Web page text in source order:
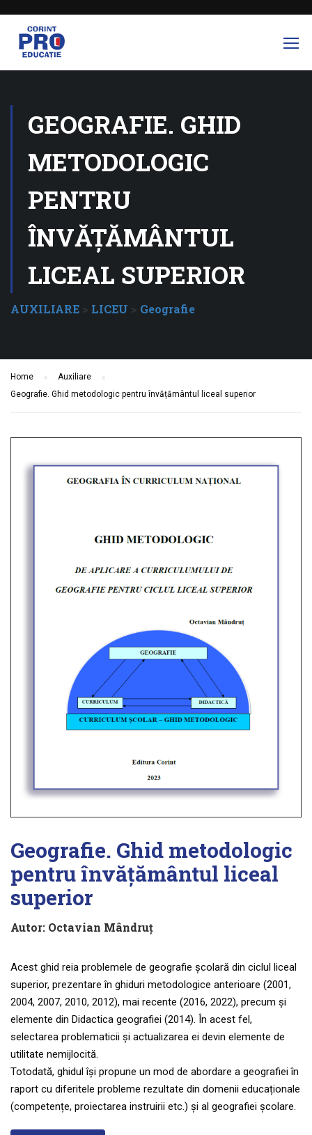
GEOGRAFIE. GHID
METODOLOGIC
PENTRU
ÎNVĂȚĂMÂNTUL
LICEAL SUPERIOR
AUXILIARE > LICEU > Geografie
Home
Auxiliare
Geografie. Ghid metodologic pentru învățământul liceal superior
Geografie. Ghid metodologic
pentru învățământul liceal
superior
Autor: Octavian Mândruţ
Acest ghid reia problemele de geografie școlară din ciclul liceal
superior, prezentare în ghiduri metodologice anterioare (2001,
2004, 2007, 2010, 2012), mai recente (2016, 2022), precum și
elemente din Didactica geografiei (2014). În acest fel,
selectarea problematicii și actualizarea ei devin elemente de
utilitate nemijlocită.
Totodată, ghidul își propune un mod de abordare a geografiei în
raport cu diferitele probleme rezultate din domenii educaționale
(competențe, proiectarea instruirii etc.) și al geografiei școlare.